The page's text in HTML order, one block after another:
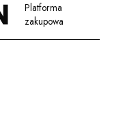
Platforma
zakupowa